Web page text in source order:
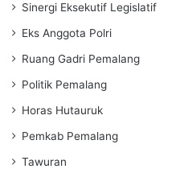
Sinergi Eksekutif Legislatif
Eks Anggota Polri
Ruang Gadri Pemalang
Politik Pemalang
Horas Hutauruk
Pemkab Pemalang
Tawuran